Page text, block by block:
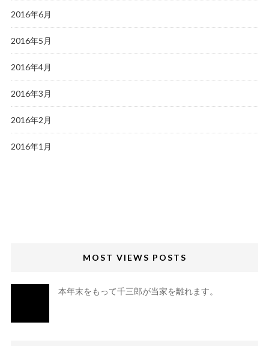
2016年6月
2016年5月
2016年4月
2016年3月
2016年2月
2016年1月
MOST VIEWS POSTS
本年末をもって千三郎が当家を離れます。